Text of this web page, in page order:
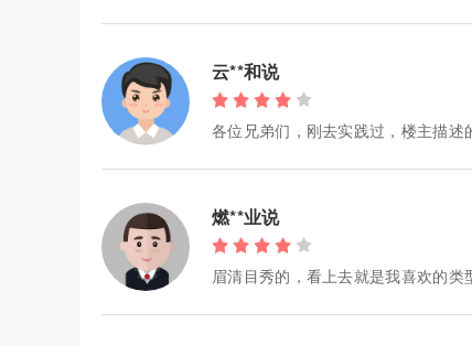
云**和说
各位兄弟们，刚去实践过，楼主描
燃**业说
眉清目秀的，看上去就是我喜欢的类